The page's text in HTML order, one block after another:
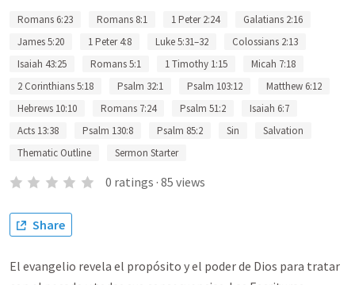
Romans 6:23 Romans 8:1 1 Peter 2:24
Galatians 2:16
James 5:20
1 Peter 4:8 Luke 5:31–32
Colossians 2:13
Isaiah 43:25
Romans 5:1 1 Timothy 1:15
Micah 7:18
2 Corinthians 5:18
Psalm 32:1 Psalm 103:12
Matthew 6:12
Hebrews 10:10
Romans 7:24 Psalm 51:2
Isaiah 6:7
Acts 13:38
Psalm 130:8 Psalm 85:2 Sin
Salvation
Thematic Outline
Sermon Starter
0 ratings · 85 views
Share
El evangelio revela el propósito y el poder de Dios para tratar